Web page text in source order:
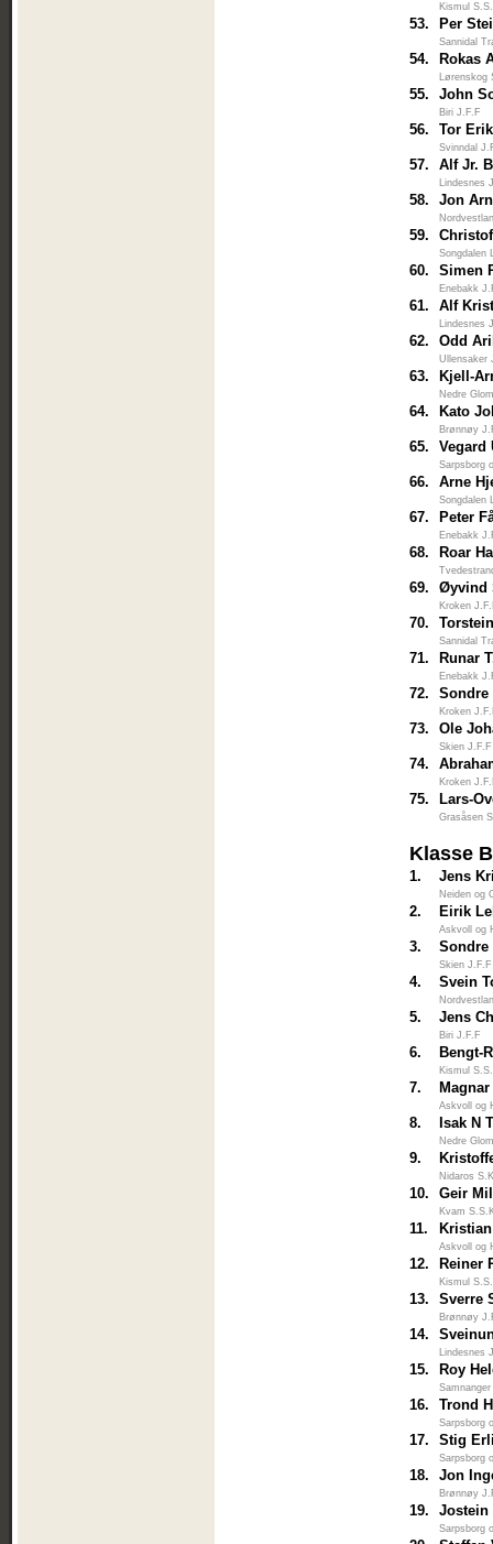
Kismul
53. Per
Sannidal
54. Rokas
Lørenskog
55. John
Biri J.F.F
56. Tor
Svinndal
57. Alf Jr.
Lindesnes
58. Jon
59.
Songdalen
60. Simen
Enebakk
61. Alf
Lindesnes
62. Odd
Ullensaker
63. Kjell-
Nedre
64. Kato
Brønnøy
65. Vegard
Sarpsborg
66. Arne
Songdalen
67. Peter
Enebakk
68. Roar
69. Øyvind
Kroken
70.
Sannidal
71. Runar
Enebakk
72. Sondre
Kroken
73. Ole
Skien J.F.F
74.
Kroken
75. Lars-
Grasåsen
Klasse B
1. Jens
Neiden og
2. Eirik
Askvoll og
3.
Skien J.F.F
4. Svein
5. Jens
Biri J.F.F
6. Bengt-
Kismul
7.
Askvoll og
8. Isak N
Nedre
9.
Nidaros
10. Geir
Kvam
11.
Askvoll og
12. Reiner
Kismul
13. Sverre
Brønnøy
14.
Lindesnes
15. Roy
16. Trond
Sarpsborg
17. Stig
Sarpsborg
18. Jon
Brønnøy
19.
Sarpsborg